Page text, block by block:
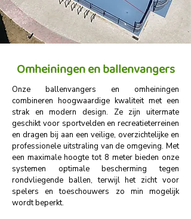
Omheiningen en ballenvangers
Onze ballenvangers en omheiningen
combineren hoogwaardige kwaliteit met een
strak en modern design. Ze zijn uitermate
geschikt voor sportvelden en recreatieterreinen
en dragen bij aan een veilige, overzichtelijke en
professionele uitstraling van de omgeving. Met
een maximale hoogte tot 8 meter bieden onze
systemen optimale bescherming tegen
rondvliegende ballen, terwijl het zicht voor
spelers en toeschouwers zo min mogelijk
wordt beperkt.